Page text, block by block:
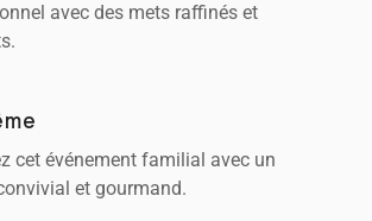
avec des mets raffinés et
cet événement familial avec un
et gourmand.